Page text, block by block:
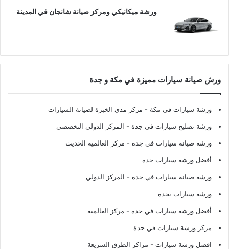
ورشة ميكانيكي ومركز صيانة شانجان في المدينة
ورش صيانة سيارات مميزة في مكة و جدة
ورشة سيارات في مكة - مركز مدى الخبرة لصيانة السيارات
ورشة تصليح سيارات في جدة - المركز الدولي التخصصي
ورشة صيانة سيارات في جدة - مركز العالمية الحديث
أفضل ورشة سيارات جدة
ورشة صيانة سيارات في جدة - المركز الدولي
ورشة سيارات بجدة
أفضل ورشة سيارات في جدة - مركز العالمية
مركز ورشة سيارات في جدة
افضل ورشة سيارات - مراكز الطرق السريعة